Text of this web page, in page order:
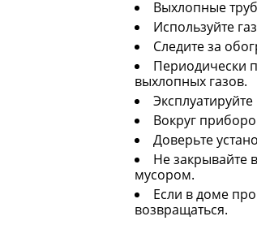
Выхлопные
Используйте
Следите за
Периодически
выхлопных газов.
Вокруг
Доверьте
Не закрывайте
мусором.
Если в доме
возвращаться.